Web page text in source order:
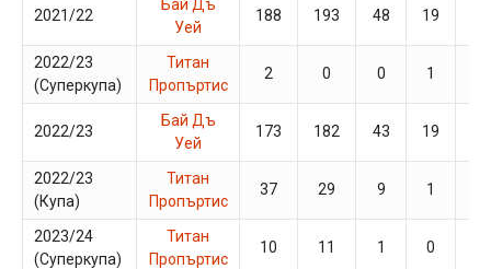
2021/22
Бай Дъ
Уей
188 193 48 19
2022/23
(Суперкупа)
Титан
Пропъртис
2 0 0 1
2022/23
Бай Дъ
Уей
173 182 43 19
2022/23
(Купа)
Титан
Пропъртис
37 29 9 1
2023/24
(Суперкупа)
Титан
Пропъртис
10 11 1 0